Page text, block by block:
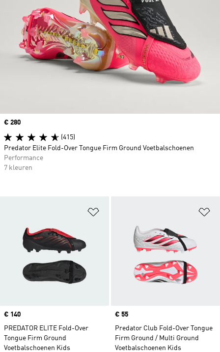
Price
€ 140
PREDATOR ELITE Fold-Over
Tongue Firm Ground
Voetbalschoenen Kids
Price
€ 55
Predator Club Fold-Over Tongue
Firm Ground / Multi Ground
Voetbalschoenen Kids
Price
€ 280
(415)
Predator Elite Fold-Over Tongue Firm Ground Voetbalschoenen
Performance
7 kleuren